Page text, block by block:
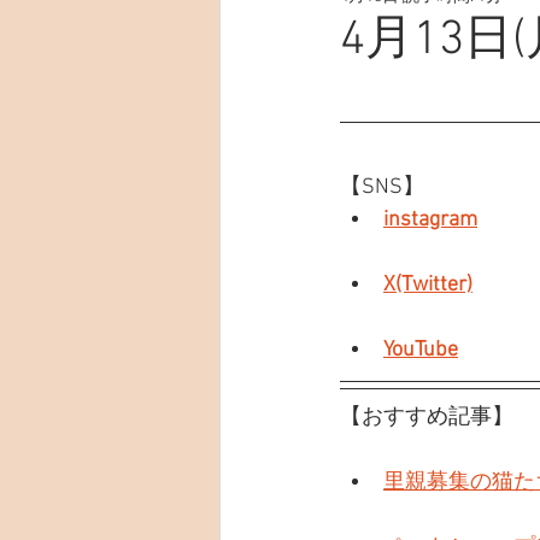
4月13日(
【SNS】
instagram
X(Twitter)
YouTube
【おすすめ記事】
里親募集の猫た